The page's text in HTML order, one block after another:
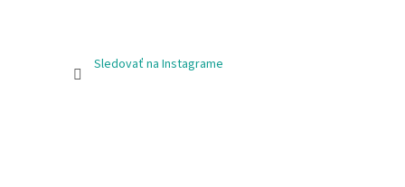
Sledovať na Instagrame